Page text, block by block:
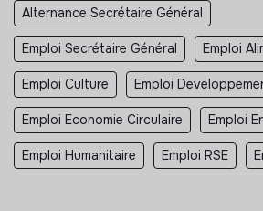
Alternance Secrétaire Général
Emploi Secrétaire Général Emploi
Emploi Culture Emploi
Emploi Economie Circulaire Emploi
Emploi Humanitaire Emploi RSE